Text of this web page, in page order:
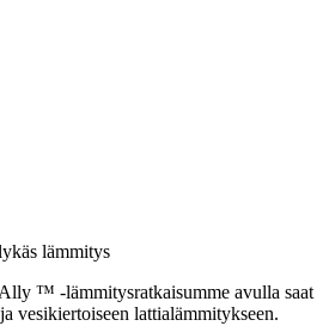
lämmitys
™ -lämmitysratkaisumme avulla saat
vesikiertoiseen lattialämmitykseen.